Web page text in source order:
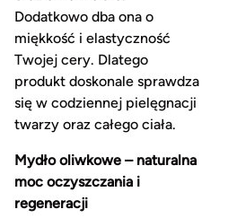
Dodatkowo dba ona o
miękkość i elastyczność
Twojej cery. Dlatego
produkt doskonale sprawdza
się w codziennej pielęgnacji
twarzy oraz całego ciała.
Mydło oliwkowe – naturalna
moc oczyszczania i
regeneracji